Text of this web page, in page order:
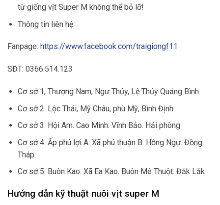
từ giống vịt Super M không thể bỏ lỡ!
Thông tin liên hệ:
Fanpage: https://www.facebook.com/traigiongf11
SĐT: 0366.514.123
Cơ sở 1; Thượng Nam, Ngư Thủy, Lệ Thủy Quảng Bình
Cơ sở 2: Lộc Thái, Mỹ Châu, phù Mỹ, Bình Định
Cơ sở 3: Hội Am. Cao Minh. Vĩnh Bảo. Hải phòng
Cơ sở 4: Ấp phú lợi A. Xã phú thuận B. Hồng Ngự. Đồng
Tháp
Cơ sở 5: Buôn Kao. Xã Ea Kao. Buôn Mê Thuột. Đắk Lắk
Hướng dẫn kỹ thuật nuôi vịt super M